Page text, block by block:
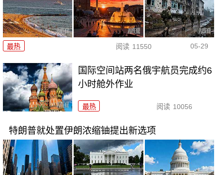
最热 阅读 11550 05-29
国际空间站两名俄宇航员完成约6
小时舱外作业
最热 阅读 10056
特朗普就处置伊朗浓缩铀提出新选项